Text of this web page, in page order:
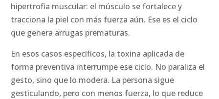
hipertrofia muscular: el músculo se fortalece y
tracciona la piel con más fuerza aún. Ese es el ciclo
que genera arrugas prematuras.
En esos casos específicos, la toxina aplicada de
forma preventiva interrumpe ese ciclo. No paraliza el
gesto, sino que lo modera. La persona sigue
gesticulando, pero con menos fuerza, lo que reduce